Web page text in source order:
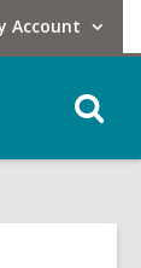
Account
/ My Account.